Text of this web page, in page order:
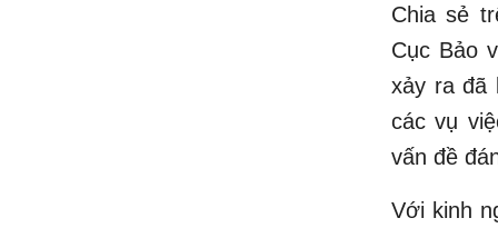
Chia sẻ
Cục Bảo
xảy ra đã
các vụ
vấn đề
Với kinh